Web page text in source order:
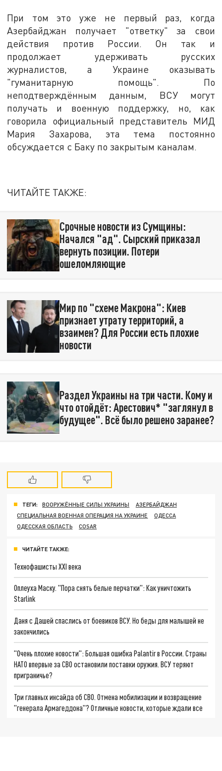
При том это уже не первый раз, когда
Азербайджан получает "ответку" за свои
действия против России. Он так и
продолжает удерживать русских
журналистов, а Украине оказывать
"гуманитарную помощь". По
неподтверждённым данным, ВСУ могут
получать и военную поддержку, но, как
говорила официальный представитель МИД
Мария Захарова, эта тема постоянно
обсуждается с Баку по закрытым каналам.
ЧИТАЙТЕ ТАКЖЕ:
Срочные новости из Сумщины:
Начался "ад". Сырский приказал
вернуть позиции. Потери
ошеломляющие
Мир по "схеме Макрона": Киев
признает утрату территорий, а
взаимен? Для России есть плохие
новости
Раздел Украины на три части. Кому и
что отойдёт: Арестович* "заглянул в
будущее". Всё было решено заранее?
ТЕГИ: ВООРУЖЁННЫЕ СИЛЫ УКРАИНЫ
АЗЕРБАЙДЖАН
СПЕЦИАЛЬНАЯ ВОЕННАЯ ОПЕРАЦИЯ НА УКРАИНЕ
ОДЕССА
ОДЕССКАЯ ОБЛАСТЬ
COSAR
ЧИТАЙТЕ ТАКЖЕ:
Технофашисты XXI века
Оплеуха Маску. "Пора снять белые перчатки": Как уничтожить
Starlink
Даня с Дашей спаслись от боевиков ВСУ. Но беды для малышей не
закончились
"Очень плохие новости": Большая ошибка Palantir в России. Страны
НАТО впервые за СВО остановили поставки оружия. ВСУ теряют
приграничье?
Три главных инсайда об СВО. Отмена мобилизации и возвращение
"генерала Армагеддона"? Отличные новости, которые ждали все